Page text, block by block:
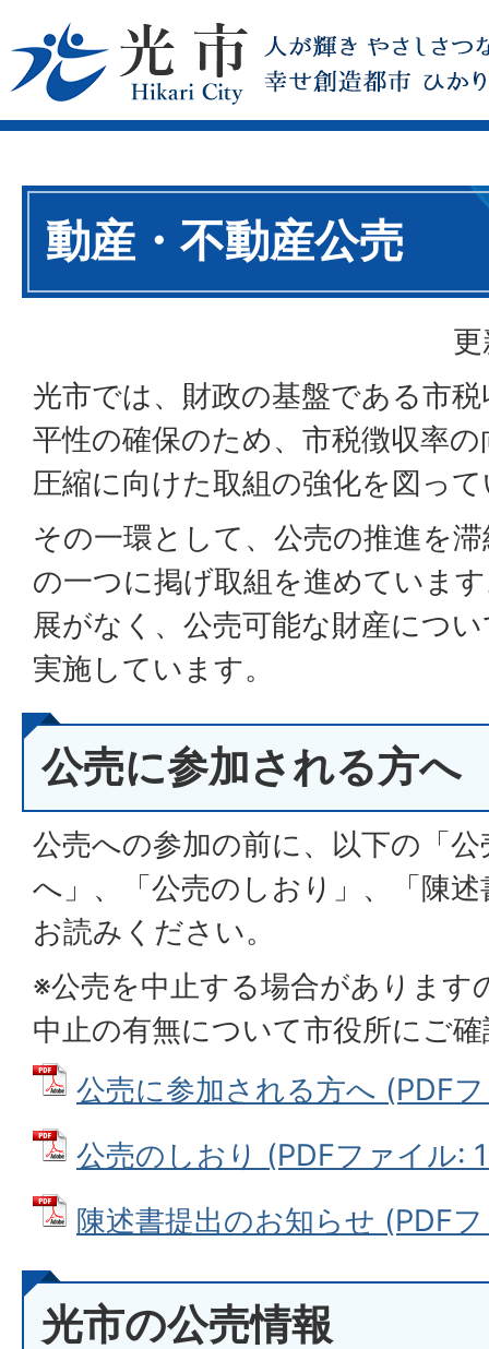
動産・不動産公売
光市では、財政の基盤である市
平性の確保のため、市税徴収率
圧縮に向けた取組の強化を図っ
その一環として、公売の推進を
の一つに掲げ取組を進めていま
展がなく、公売可能な財産につ
実施しています。
公売に参加される方へ
公売への参加の前に、以下の「
へ」、「公売のしおり」、「陳
お読みください。
※公売を中止する場合があります
中止の有無について市役所にご
公売に参加される方へ (PDF
公売のしおり (PDFファイル:
陳述書提出のお知らせ (PDF
光市の公売情報